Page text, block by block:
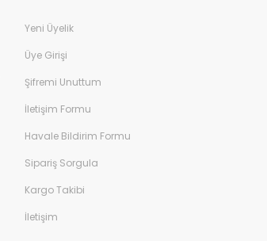
Yeni Üyelik
Üye Girişi
Şifremi Unuttum
İletişim Formu
Havale Bildirim Formu
Sipariş Sorgula
Kargo Takibi
İletişim